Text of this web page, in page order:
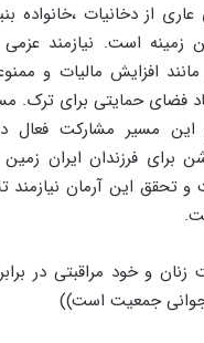
از دخانیات ،خانواده
زمینه است. نیازمند
افزایش مالیات و
فضای حمایتی برای ترک.
مسیر مشارکت فعال
برای فرزندان ایران
تحقق این آرمان
و خود مراقبتی در
جوانی جمعیت است))